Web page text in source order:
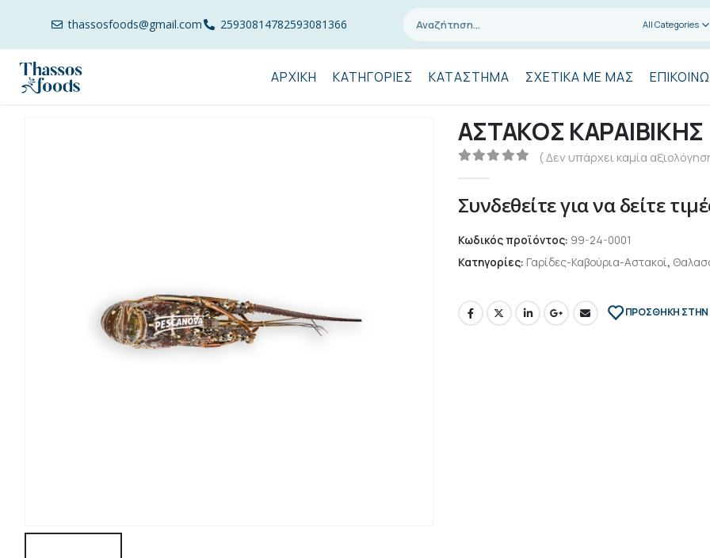
thassosfoods@gmail.com 25930814782593081366 All Categories
ΑΡΧΙΚΉ ΚΑΤΗΓΟΡΊΕΣ ΚΑΤΆΣΤΗΜΑ ΣΧΕΤΙΚΆ ΜΕ ΜΑΣ
ΑΣΤΑΚΟΣ
( Δεν υπάρχει καμία
Συνδεθείτε για να δείτε
Κωδικός προϊόντος: 99-24-0001
Κατηγορίες: Γαρίδες-Καβούρια-Αστακοί,
ΠΡΌΣΘΉΚΗ ΣΤΗΝ